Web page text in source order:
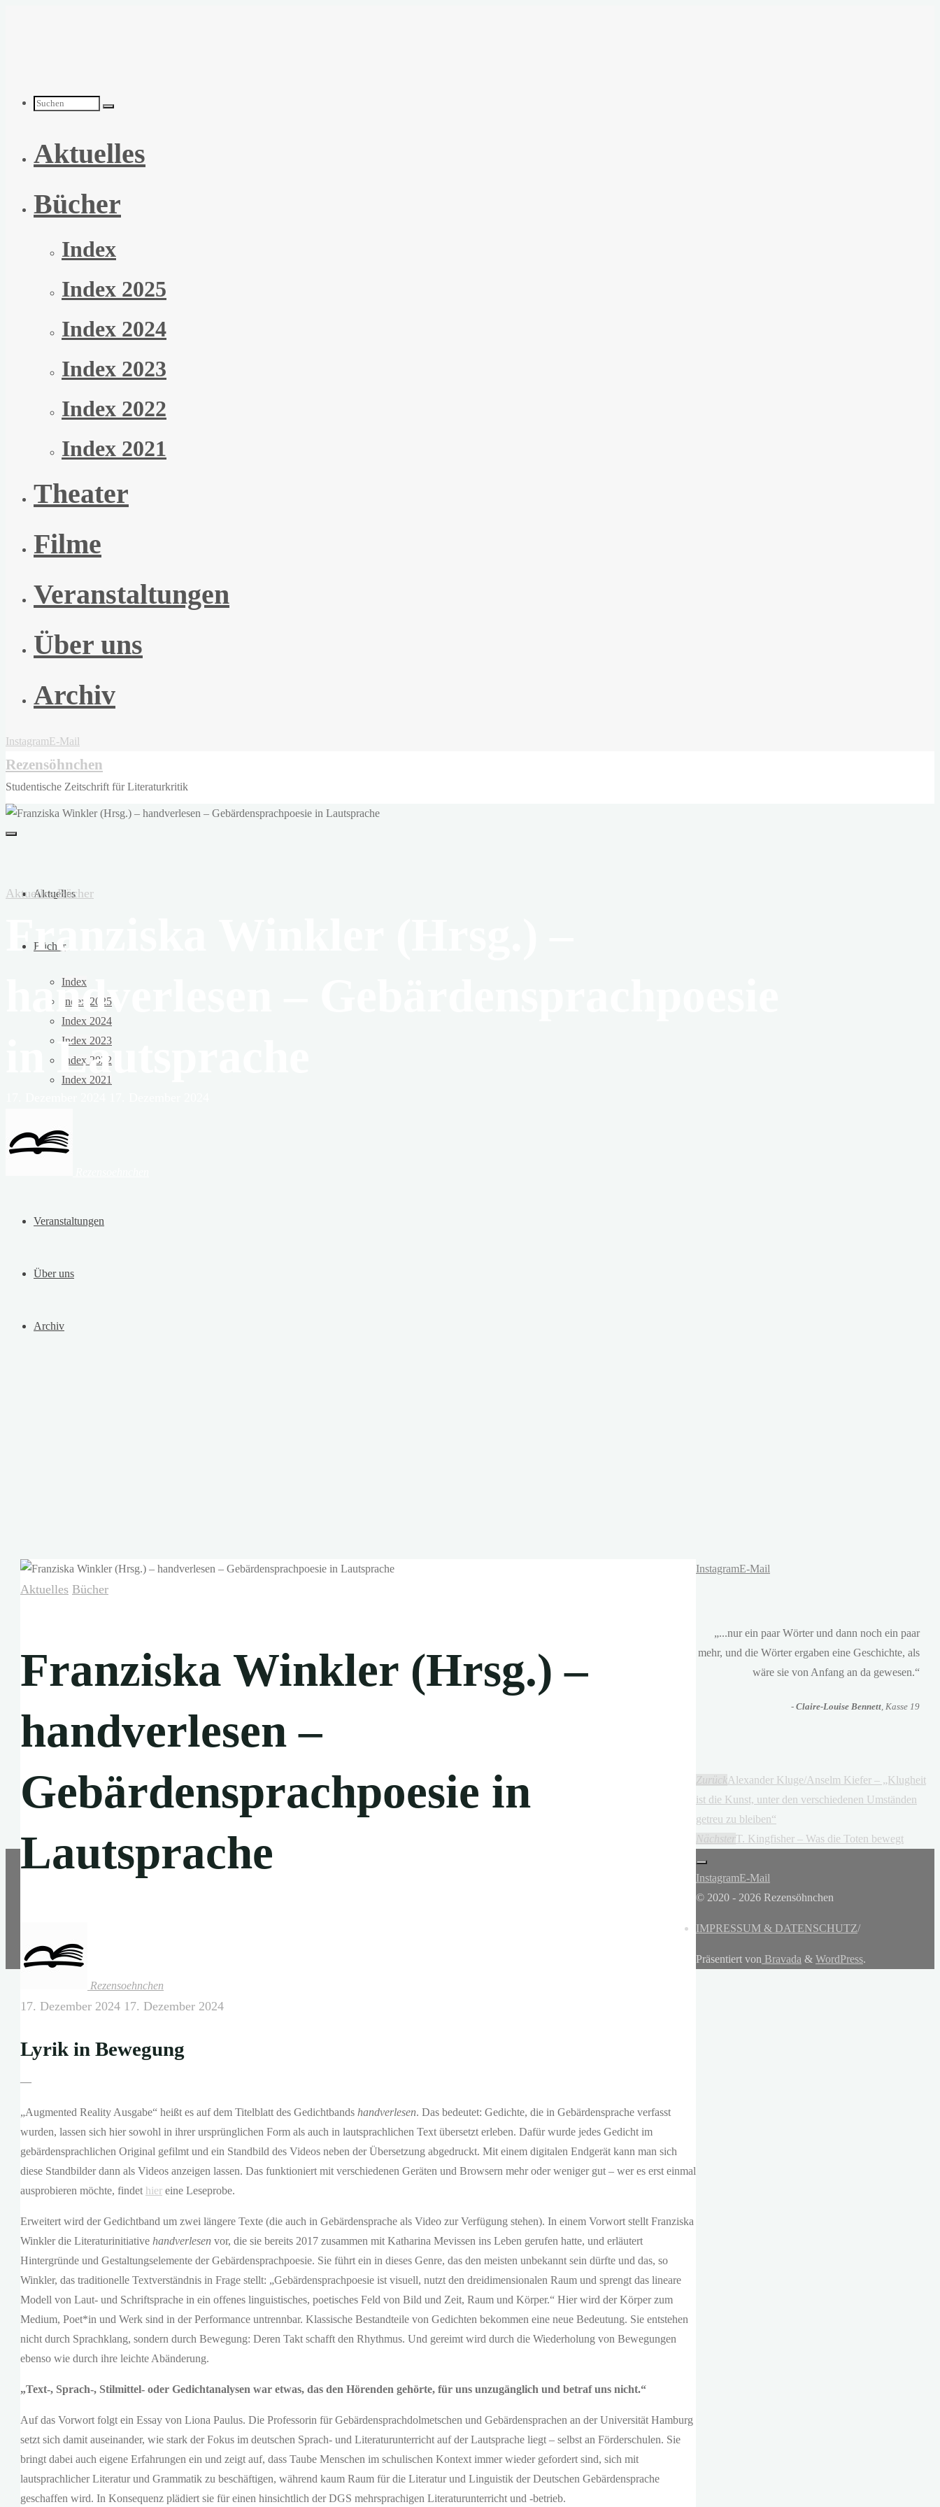
Suchen
nach:
Aktuelles
Bücher
Index
Index 2025
Index 2024
Index 2023
Index 2022
Index 2021
Theater
Filme
Veranstaltungen
Über uns
Archiv
InstagramE-Mail
Rezensöhnchen
Studentische Zeitschrift für Literaturkritik
Aktuelles
Bücher
Index
Index 2025
Index 2024
Index 2023
Index 2022
Index 2021
Veranstaltungen
Über uns
Archiv
Aktuelles Bücher
Franziska Winkler (Hrsg.) –
handverlesen – Gebärdensprachpoesie
in Lautsprache
Aktuelles Bücher
Franziska Winkler (Hrsg.) –
handverlesen –
Gebärdensprachpoesie in
Lautsprache
Rezensoehnchen
17. Dezember 2024 17. Dezember 2024
Lyrik in Bewegung
—
„Augmented Reality Ausgabe“ heißt es auf dem Titelblatt des Gedichtbands handverlesen. Das bedeutet: Gedichte, die in Gebärdensprache verfasst
wurden, lassen sich hier sowohl in ihrer ursprünglichen Form als auch in lautsprachlichen Text übersetzt erleben. Dafür wurde jedes Gedicht im
gebärdensprachlichen Original gefilmt und ein Standbild des Videos neben der Übersetzung abgedruckt. Mit einem digitalen Endgerät kann man sich
diese Standbilder dann als Videos anzeigen lassen. Das funktioniert mit verschiedenen Geräten und Browsern mehr oder weniger gut – wer es erst einmal
ausprobieren möchte, findet hier eine Leseprobe.
Erweitert wird der Gedichtband um zwei längere Texte (die auch in Gebärdensprache als Video zur Verfügung stehen). In einem Vorwort stellt Franziska
Winkler die Literaturinitiative handverlesen vor, die sie bereits 2017 zusammen mit Katharina Mevissen ins Leben gerufen hatte, und erläutert
Hintergründe und Gestaltungselemente der Gebärdensprachpoesie. Sie führt ein in dieses Genre, das den meisten unbekannt sein dürfte und das, so
Winkler, das traditionelle Textverständnis in Frage stellt: „Gebärdensprachpoesie ist visuell, nutzt den dreidimensionalen Raum und sprengt das lineare
Modell von Laut- und Schriftsprache in ein offenes linguistisches, poetisches Feld von Bild und Zeit, Raum und Körper.“ Hier wird der Körper zum
Medium, Poet*in und Werk sind in der Performance untrennbar. Klassische Bestandteile von Gedichten bekommen eine neue Bedeutung. Sie entstehen
nicht durch Sprachklang, sondern durch Bewegung: Deren Takt schafft den Rhythmus. Und gereimt wird durch die Wiederholung von Bewegungen
ebenso wie durch ihre leichte Abänderung.
„Text-, Sprach-, Stilmittel- oder Gedichtanalysen war etwas, das den Hörenden gehörte, für uns unzugänglich und betraf uns nicht.“
Auf das Vorwort folgt ein Essay von Liona Paulus. Die Professorin für Gebärdensprachdolmetschen und Gebärdensprachen an der Universität Hamburg
setzt sich damit auseinander, wie stark der Fokus im deutschen Sprach- und Literaturunterricht auf der Lautsprache liegt – selbst an Förderschulen. Sie
bringt dabei auch eigene Erfahrungen ein und zeigt auf, dass Taube Menschen im schulischen Kontext immer wieder gefordert sind, sich mit
lautsprachlicher Literatur und Grammatik zu beschäftigen, während kaum Raum für die Literatur und Linguistik der Deutschen Gebärdensprache
geschaffen wird. In Konsequenz plädiert sie für einen hinsichtlich der DGS mehrsprachigen Literaturunterricht und -betrieb.
InstagramE-Mail
„...nur ein paar Wörter und dann noch ein paar
mehr, und die Wörter ergaben eine Geschichte, als
wäre sie von Anfang an da gewesen.“
- Claire-Louise Bennett, Kasse 19
Zurück Alexander Kluge/Anselm Kiefer – „Klugheit
ist die Kunst, unter den verschiedenen Umständen
getreu zu bleiben“
NächsterT. Kingfisher – Was die Toten bewegt
InstagramE-Mail
© 2020 - 2026 Rezensöhnchen
IMPRESSUM & DATENSCHUTZ/
Präsentiert von Bravada & WordPress.